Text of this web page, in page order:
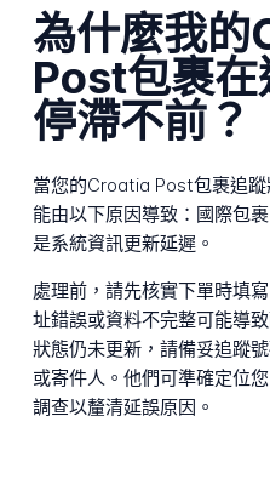
為什麼我
Post包裹在
停滯不前？
當您的Croatia Post包裹追
能由以下原因導致：國際包
是系統資訊更新延遲。
處理前，請先核實下單時填
址錯誤或資料不完整可能導
狀態仍未更新，請備妥追蹤
或寄件人。他們可準確定位
調查以釐清延誤原因。